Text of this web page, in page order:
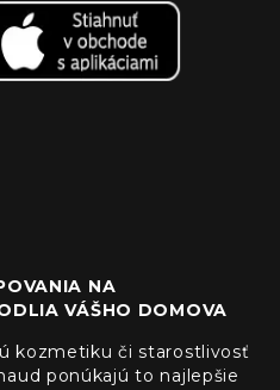
NA
VÁŠHO DOMOVA
kozmetiku či starostlivosť
ponúkajú to najlepšie